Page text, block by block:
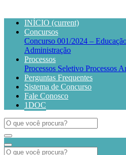
INÍCIO (current)
Concursos
Concurso 001/2024 –
Administração
Processos
Processos Seletivo Processos
Perguntas Frequentes
Sistema de Concurso
Fale Conosco
1DOC